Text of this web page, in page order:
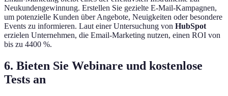
Neukundengewinnung. Erstellen Sie gezielte E-Mail-Kampagnen,
um potenzielle Kunden über Angebote, Neuigkeiten oder besondere
Events zu informieren. Laut einer Untersuchung von HubSpot
erzielen Unternehmen, die Email-Marketing nutzen, einen ROI von
bis zu 4400 %.
6. Bieten Sie Webinare und kostenlose
Tests an